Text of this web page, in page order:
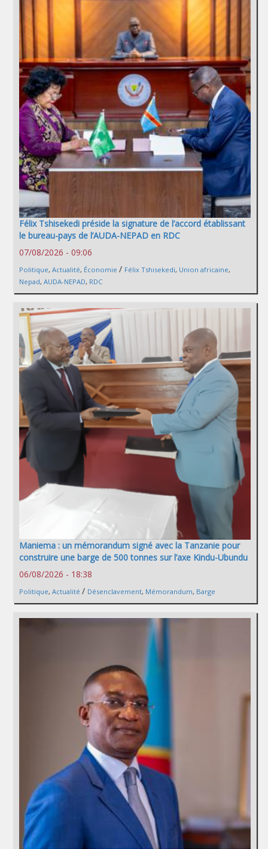
Félix Tshisekedi préside la signature de l’accord établissant
le bureau-pays de l’AUDA-NEPAD en RDC
07/08/2026 - 09:06
Politique, Actualité, Économie / Félix Tshisekedi, Union africaine,
Nepad, AUDA-NEPAD, RDC
Maniema : un mémorandum signé avec la Tanzanie pour
construire une barge de 500 tonnes sur l’axe Kindu-Ubundu
06/08/2026 - 18:38
Politique, Actualité / Désenclavement, Mémorandum, Barge